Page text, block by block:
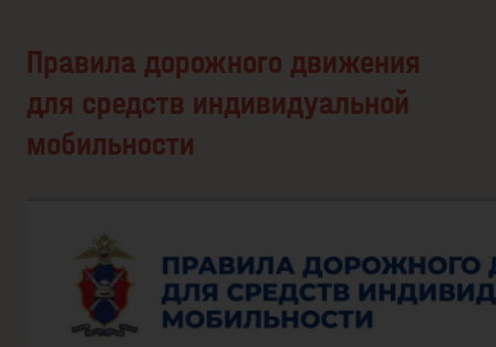
Правила дорожного движения
для средств индивидуальной
мобильности